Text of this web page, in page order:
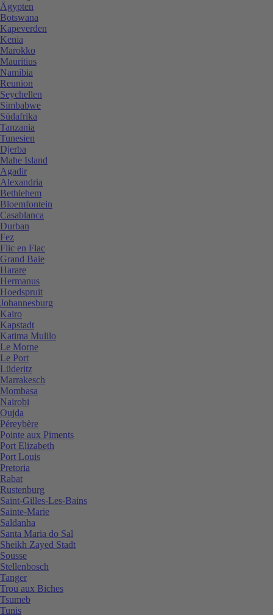
Ägypten
Botswana
Kapeverden
Kenia
Marokko
Mauritius
Namibia
Reunion
Seychellen
Simbabwe
Südafrika
Tanzania
Tunesien
Djerba
Mahe Island
Agadir
Alexandria
Bethlehem
Bloemfontein
Casablanca
Durban
Fez
Flic en Flac
Grand Baie
Harare
Hermanus
Hoedspruit
Johannesburg
Kairo
Kapstadt
Katima Mulilo
Le Morne
Le Port
Lüderitz
Marrakesch
Mombasa
Nairobi
Oujda
Péreybère
Pointe aux Piments
Port Elizabeth
Port Louis
Pretoria
Rabat
Rustenburg
Saint-Gilles-Les-Bains
Sainte-Marie
Saldanha
Santa Maria do Sal
Sheikh Zayed Stadt
Sousse
Stellenbosch
Tanger
Trou aux Biches
Tsumeb
Tunis